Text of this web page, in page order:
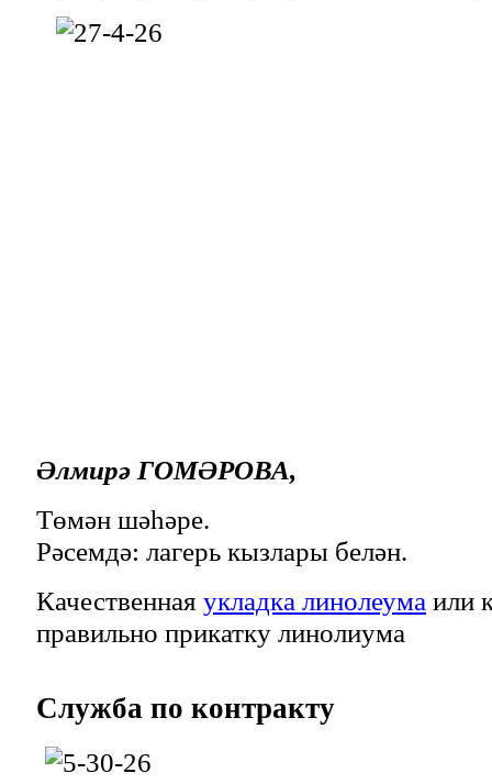
Әлмирә ГОМӘРОВА,
Төмән шәһәре.
Рәсемдә: лагерь кызлары белән.
Качественная укладка линолеума или
правильно прикатку линолиума
Служба по контракту